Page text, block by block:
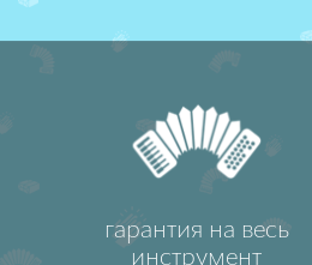
гарантия на весь
инструмент